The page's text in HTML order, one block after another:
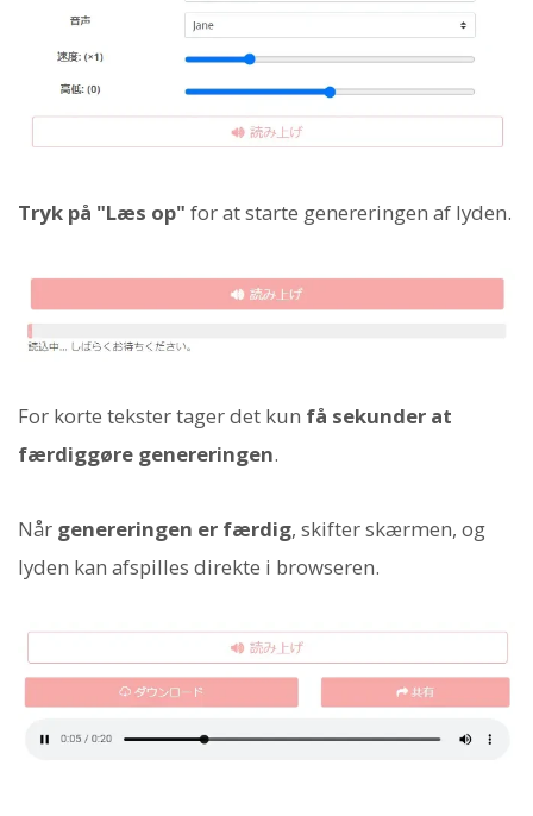
Tryk på "Læs op" for at starte genereringen af lyden.
For korte tekster tager det kun få sekunder at
færdiggøre genereringen.
Når genereringen er færdig, skifter skærmen, og
lyden kan afspilles direkte i browseren.